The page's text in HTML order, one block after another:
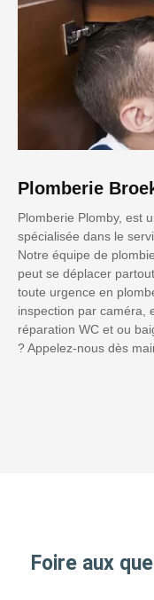
Plomberie
Plomberie Plomby, est
spécialisée dans le
Notre équipe de
peut se déplacer
toute urgence en
inspection par caméra,
réparation WC et ou
? Appelez-nous dès
Foire aux